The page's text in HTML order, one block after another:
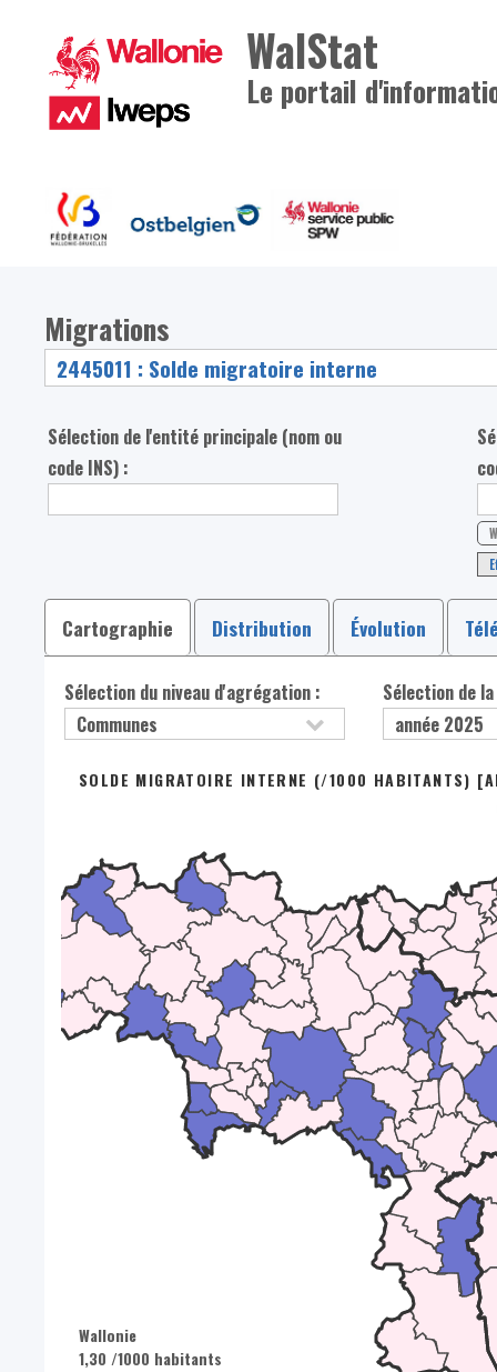
WalStat
Le portail
Migrations
Sélection de l'entité principale (nom ou
code INS) :
Cartographie Distribution Évolution
Sélection du niveau d'agrégation : Sélection de
SOLDE MIGRATOIRE INTERNE (/1000 HABITANTS)
Wallonie
1,30 /1000 habitants